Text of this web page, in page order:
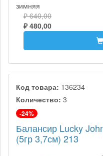
зимняя
₽ 640,00
₽ 480,00
Код товара: 136234
Количество: 3
-24%
Балансир Lucky
(5гр 3,7см) 213